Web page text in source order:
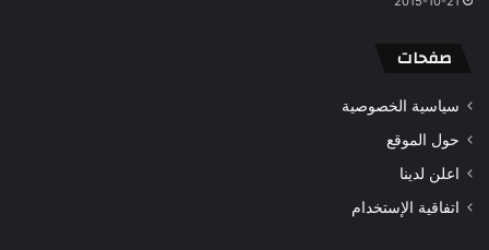
صفحات
سياسية الخصوصية
حول الموقع
اعلن لدينا
اتفاقية الإستخدام